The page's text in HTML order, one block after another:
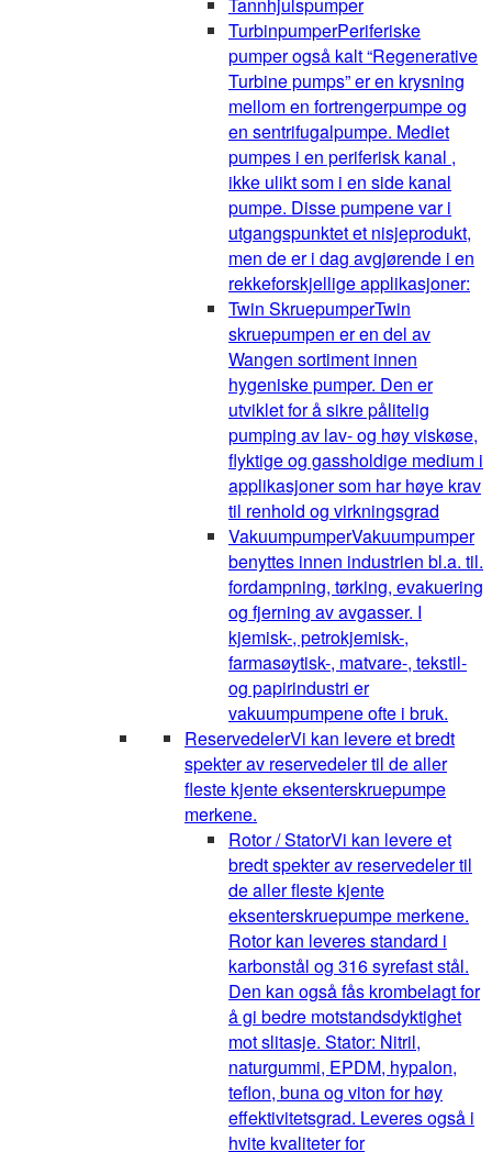
TurbinpumperPeriferiske
pumper også kalt “Regenerative
Turbine pumps” er en krysning
mellom en fortrengerpumpe og
en sentrifugalpumpe. Mediet
pumpes i en periferisk kanal ,
ikke ulikt som i en side kanal
pumpe. Disse pumpene var i
utgangspunktet et nisjeprodukt,
men de er i dag avgjørende i en
rekkeforskjellige applikasjoner:
Twin SkruepumperTwin
skruepumpen er en del av
Wangen sortiment innen
hygeniske pumper. Den er
utviklet for å sikre pålitelig
pumping av lav- og høy viskøse,
flyktige og gassholdige medium i
applikasjoner som har høye krav
til renhold og virkningsgrad
VakuumpumperVakuumpumper
benyttes innen industrien bl.a. til.
fordampning, tørking, evakuering
og fjerning av avgasser. I
kjemisk-, petrokjemisk-,
farmasøytisk-, matvare-, tekstil-
og papirindustri er
vakuumpumpene ofte i bruk.
ReservedelerVi kan levere et bredt
spekter av reservedeler til de aller
fleste kjente eksenterskruepumpe
merkene.
Rotor / StatorVi kan levere et
bredt spekter av reservedeler til
de aller fleste kjente
eksenterskruepumpe merkene.
Rotor kan leveres standard i
karbonstål og 316 syrefast stål.
Den kan også fås krombelagt for
å gi bedre motstandsdyktighet
mot slitasje. Stator: Nitril,
naturgummi, EPDM, hypalon,
teflon, buna og viton for høy
effektivitetsgrad. Leveres også i
hvite kvaliteter for